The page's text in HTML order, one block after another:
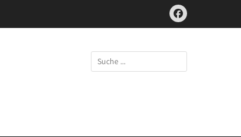
Facebook
Suchen
nach: